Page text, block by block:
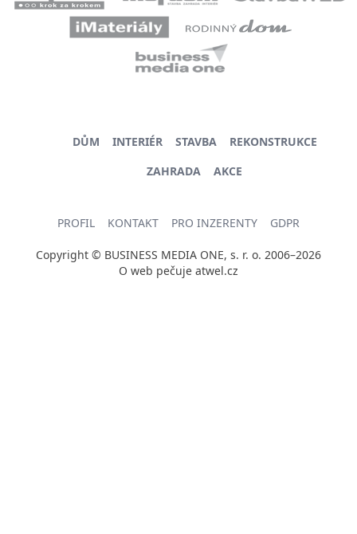
DŮM INTERIÉR STAVBA
REKONSTRUKCE
ZAHRADA
AKCE
PROFIL KONTAKT PRO INZERENTY GDPR
Copyright © BUSINESS MEDIA ONE, s. r. o. 2006–2026